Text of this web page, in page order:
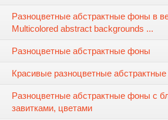
Разноцветные абстрактные фоны в
Multicolored abstract backgrounds ...
Разноцветные абстрактные фоны
Красивые разноцветные
Разноцветные абстрактные фоны с
завитками, цветами